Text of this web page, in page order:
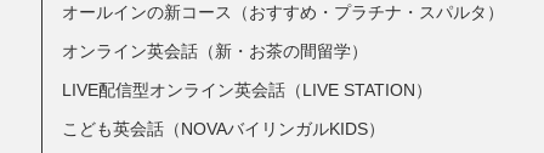
オールインの新コース（おすすめ・プラチナ・スパルタ）
オンライン英会話（新・お茶の間留学）
LIVE配信型オンライン英会話（LIVE STATION）
こども英会話（NOVAバイリンガルKIDS）